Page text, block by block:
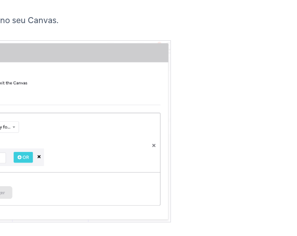
no seu Canvas.